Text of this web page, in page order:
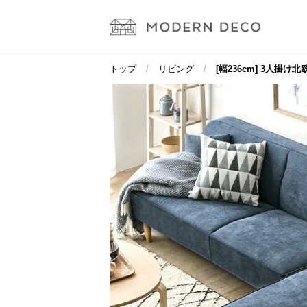
トップ リビング [幅236cm] 3人掛け北